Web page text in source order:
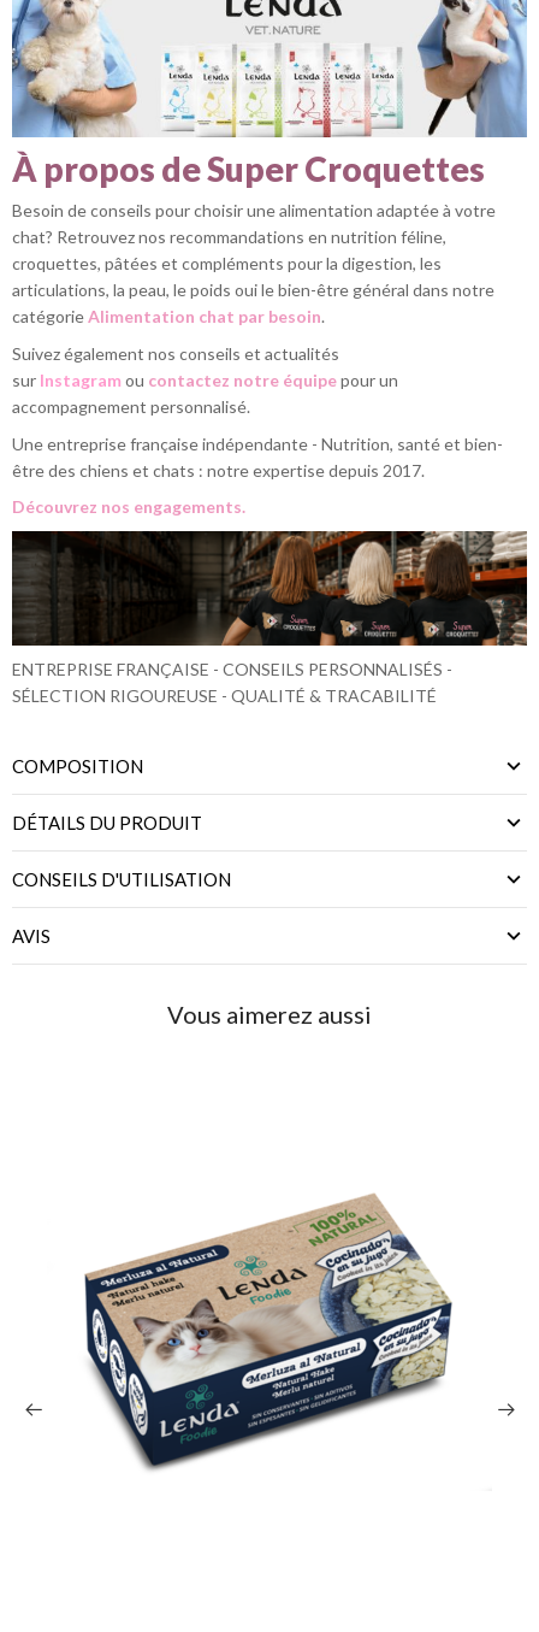
À propos de Super Croquettes
Besoin de conseils pour choisir une alimentation adaptée à votre
chat? Retrouvez nos recommandations en nutrition féline,
croquettes, pâtées et compléments pour la digestion, les
articulations, la peau, le poids oui le bien-être général dans notre
catégorieAlimentation chat par besoin.
Suivez également nos conseils et actualités
sur Instagram ou contactez notre équipepour un
accompagnement personnalisé.
Une entreprise française indépendante - Nutrition, santé et bien-
être des chiens et chats : notre expertise depuis 2017.
Découvrez nos engagements.
ENTREPRISE FRANÇAISE - CONSEILS PERSONNALISÉS -
SÉLECTION RIGOUREUSE - QUALITÉ & TRACABILITÉ
COMPOSITION
DÉTAILS DU PRODUIT
CONSEILS D'UTILISATION
AVIS
Vous aimerez aussi